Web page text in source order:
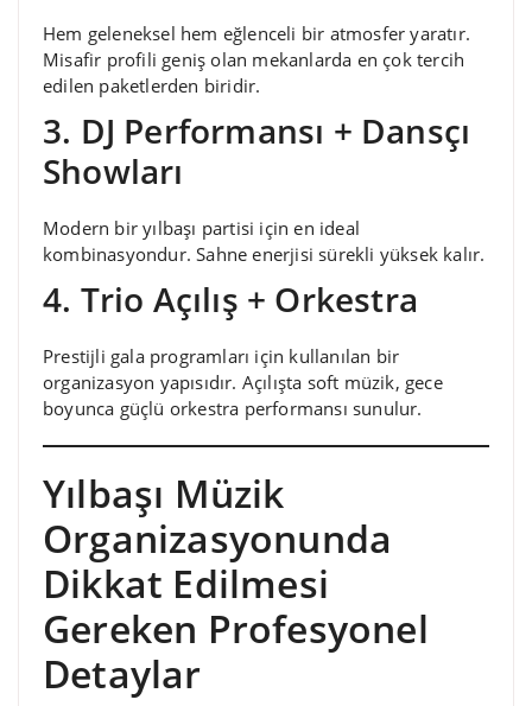
Hem geleneksel hem eğlenceli bir atmosfer yaratır.
Misafir profili geniş olan mekanlarda en çok tercih
edilen paketlerden biridir.
3. DJ Performansı + Dansçı
Showları
Modern bir yılbaşı partisi için en ideal
kombinasyondur. Sahne enerjisi sürekli yüksek kalır.
4. Trio Açılış + Orkestra
Prestijli gala programları için kullanılan bir
organizasyon yapısıdır. Açılışta soft müzik, gece
boyunca güçlü orkestra performansı sunulur.
Yılbaşı Müzik
Organizasyonunda
Dikkat Edilmesi
Gereken Profesyonel
Detaylar